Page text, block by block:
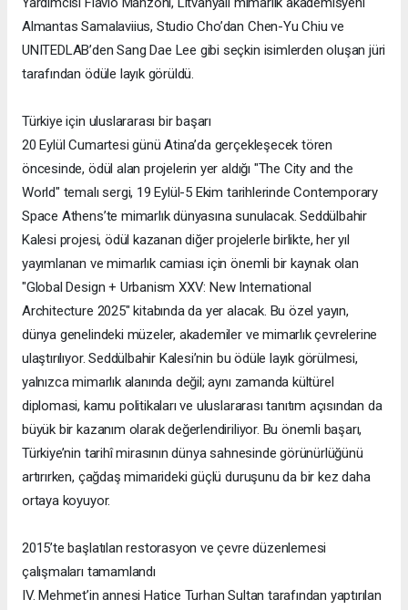
Almantas Samalaviius, Studio Cho’dan Chen-Yu Chiu ve
UNITEDLAB’den Sang Dae Lee gibi seçkin isimlerden oluşan jüri
tarafından ödüle layık görüldü.
Türkiye için uluslararası bir başarı
20 Eylül Cumartesi günü Atina’da gerçekleşecek tören
öncesinde, ödül alan projelerin yer aldığı "The City and the
World" temalı sergi, 19 Eylül-5 Ekim tarihlerinde Contemporary
Space Athens’te mimarlık dünyasına sunulacak. Seddülbahir
Kalesi projesi, ödül kazanan diğer projelerle birlikte, her yıl
yayımlanan ve mimarlık camiası için önemli bir kaynak olan
"Global Design + Urbanism XXV: New International
Architecture 2025" kitabında da yer alacak. Bu özel yayın,
dünya genelindeki müzeler, akademiler ve mimarlık çevrelerine
ulaştırılıyor. Seddülbahir Kalesi’nin bu ödüle layık görülmesi,
yalnızca mimarlık alanında değil; aynı zamanda kültürel
diplomasi, kamu politikaları ve uluslararası tanıtım açısından da
büyük bir kazanım olarak değerlendiriliyor. Bu önemli başarı,
Türkiye’nin tarihî mirasının dünya sahnesinde görünürlüğünü
artırırken, çağdaş mimarideki güçlü duruşunu da bir kez daha
ortaya koyuyor.
2015’te başlatılan restorasyon ve çevre düzenlemesi
çalışmaları tamamlandı
IV. Mehmet’in annesi Hatice Turhan Sultan tarafından yaptırılan